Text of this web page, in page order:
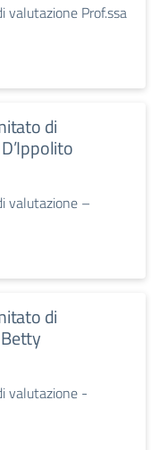
valutazione Prof.ssa
di
valutazione –
di
valutazione -